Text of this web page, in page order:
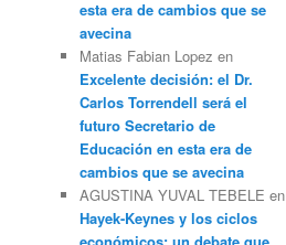
esta era de cambios que se
avecina
Matias Fabian Lopez en
Excelente decisión: el Dr.
Carlos Torrendell será el
futuro Secretario de
Educación en esta era de
cambios que se avecina
AGUSTINA YUVAL TEBELE en
Hayek-Keynes y los ciclos